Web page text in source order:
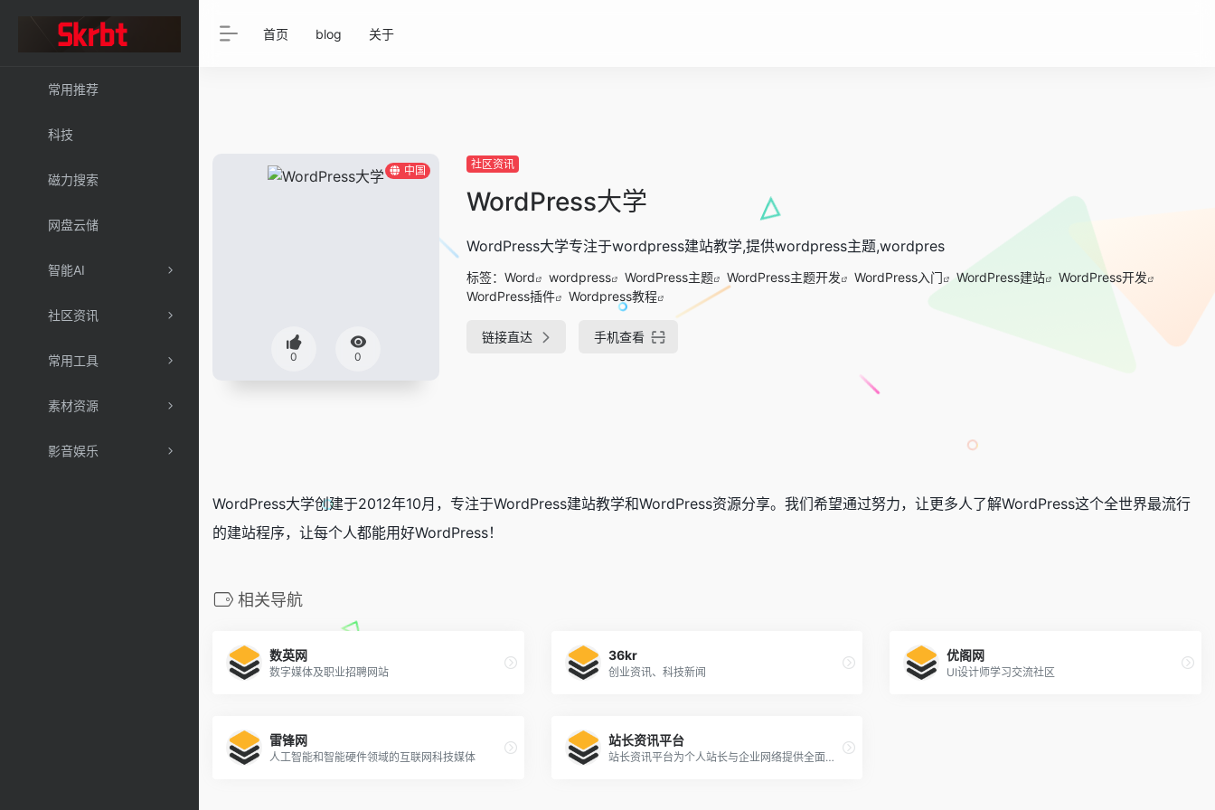
常用推荐
科技
磁力搜索
网盘云储
智能AI
社区资讯
常用工具
素材资源
影音娱乐
首页 blog 关于
中国
0 0
社区资讯
WordPress大学
WordPress大学专注于wordpress建站教学,提供wordpress主题,wordpres
标签： Word wordpress WordPress主题 WordPress主题开发 WordPress入门 WordPress建站
WordPress开发
WordPress插件
Wordpress教程
链接直达 手机查看
WordPress大学创建于2012年10月，专注于WordPress建站教学和WordPress资源分享。我们希望通过努力，让更多人了解WordPress这个全世界最流行
的建站程序，让每个人都能用好WordPress！
相关导航
数英网
数字媒体及职业招聘网站
36kr
创业资讯、科技新闻
优阁网
UI设计师学习交流社区
雷锋网
人工智能和智能硬件领域的互联网科技媒体
站长资讯平台
站长资讯平台为个人站长与企业网络提供全面的站长资讯，一站式网络解决方案，我们一直致力为中文网站提供动